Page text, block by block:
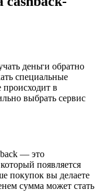
деньги обратно
специальные
в
выбрать сервис
— это
появляется
покупок вы делаете
сумма может стать